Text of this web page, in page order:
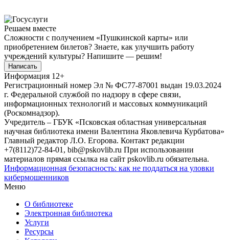
Решаем вместе
Сложности с получением «Пушкинской карты» или
приобретением билетов? Знаете, как улучшить работу
учреждений культуры? Напишите — решим!
Написать
Информация 12+
Регистрационный номер Эл № ФС77-87001 выдан 19.03.2024
г. Федеральной службой по надзору в сфере связи,
информационных технологий и массовых коммуникаций
(Роскомнадзор).
Учредитель – ГБУК «Псковская областная универсальная
научная библиотека имени Валентина Яковлевича Курбатова»
Главный редактор Л.О. Егорова. Контакт редакции
+7(8112)72-84-01, bib@pskovlib.ru При использовании
материалов прямая ссылка на сайт pskovlib.ru обязательна.
Информационная безопасность: как не поддаться на уловки
кибермошенников
Меню
О библиотеке
Электронная библиотека
Услуги
Ресурсы